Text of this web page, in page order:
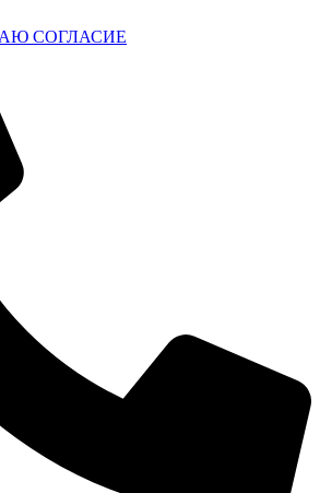
СОГЛАСИЕ